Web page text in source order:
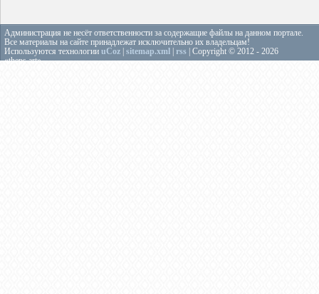
Администрация не несёт ответственности за содержащие файлы на данном портале.
Все материалы на сайте принадлежат исключительно их владельцам!
Используются технологии uCoz sitemap.xml rss | Copyright © 2012 - 2026
«theps.art»